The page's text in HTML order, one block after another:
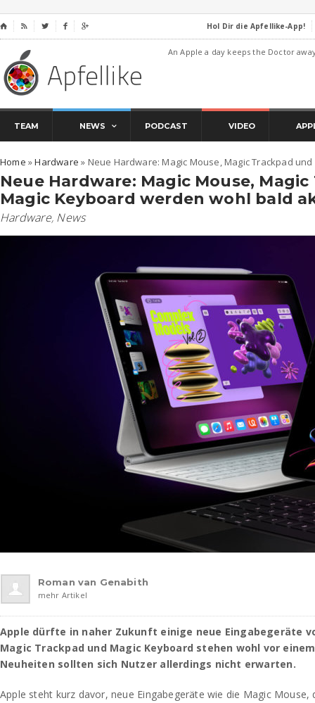
⌂     Hol Dir die Apfellike-App!
An Apple a day keeps the Doctor
TEAM NEWS PODCAST VIDEO
Home »Hardware » Neue Hardware: Magic Mouse, Magic Trackpad
Neue Hardware: Magic Mouse,
Magic Keyboard werden wohl bald
Hardware, News
Roman van Genabith
mehr Artikel
Apple dürfte in naher Zukunft einige neue Eingabegeräte
Magic Trackpad und Magic Keyboard stehen wohl vor
Neuheiten sollten sich Nutzer allerdings nicht erwarten.
Apple steht kurz davor, neue Eingabegeräte wie die Magic Mouse,